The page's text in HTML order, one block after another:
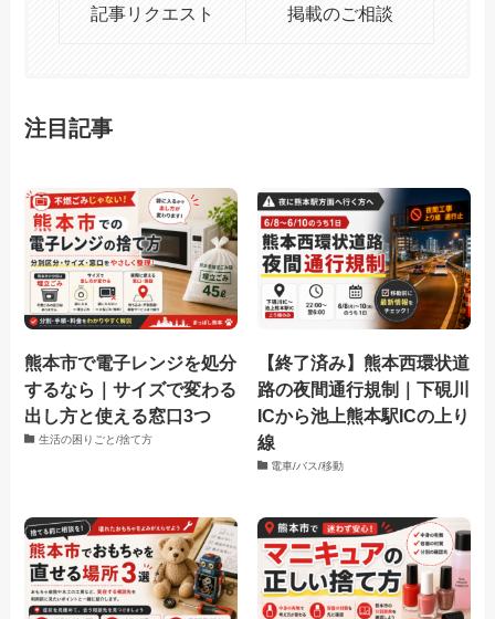
記事リクエスト 掲載のご相談
注目記事
熊本市で電子レンジを処分
するなら｜サイズで変わる
出し方と使える窓口3つ
生活の困りごと/捨て方
【終了済み】熊本西環状道
路の夜間通行規制｜下硯川
ICから池上熊本駅ICの上り
線
電車/バス/移動